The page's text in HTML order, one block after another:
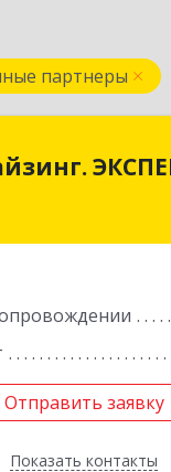
партнеры
Отправить заявку
Показать контакты
обл,
Отправить заявку
Назад